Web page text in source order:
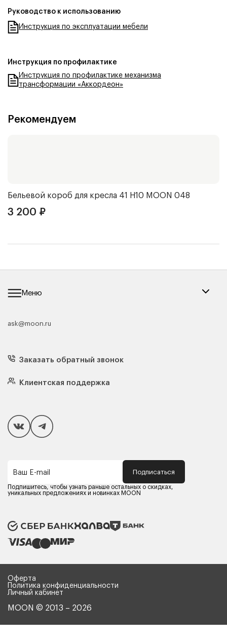
Руководство к использованию
Инструкция по эксплуатации мебели
Инструкция по профилактике
Инструкция по профилактике механизма
трансформации «Аккордеон»
Рекомендуем
Бельевой короб для кресла 41 Н10 MOON 048
3 200 ₽
Меню
Каталог мебели
Кресла
Матрасы
Подушки
Чехлы и наматрасники
Покупателям
Способы оплаты
Компания MOON
Оферта
Политика конфиденциальности
Карьера в MOON
ask@moon.ru
Заказать обратный звонок
Клиентская поддержка
Ваш E-mail Подписаться
Подпишитесь, чтобы узнать раньше остальных о скидках,
уникальных предложениях и новинках MOON
MOON © 2013 – 2026
Оферта
Политика конфиденциальности
Личный кабинет